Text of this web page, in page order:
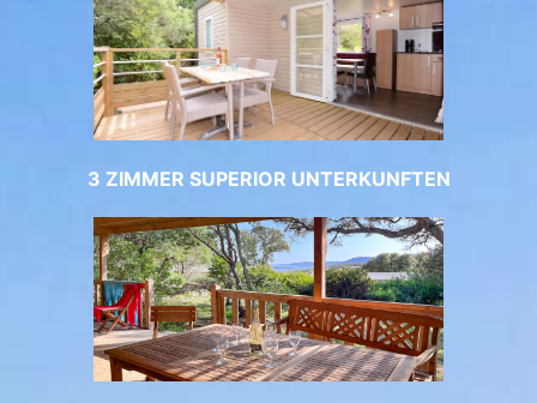
3 ZIMMER SUPERIOR UNTERKUNFTEN